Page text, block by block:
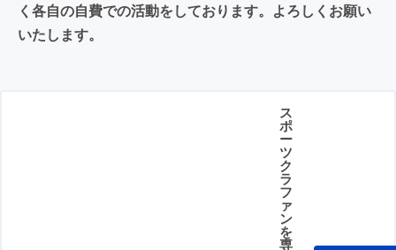
く各自の自費での活動をしております。よろしくお願い
いたします。
ス
ポ
ー
ツ
ク
ラ
フ
ァ
ン
を
専